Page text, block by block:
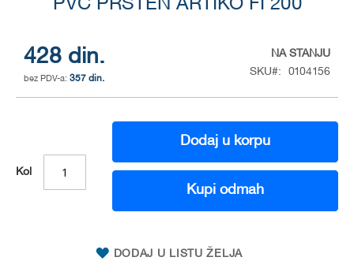
PVC PRSTEN ARTIKO FI 200
428 din.
357 din.
NA STANJU
SKU
0104156
Kol
Dodaj u korpu
Kupi odmah
DODAJ U LISTU ŽELJA
of
the
images
gallery